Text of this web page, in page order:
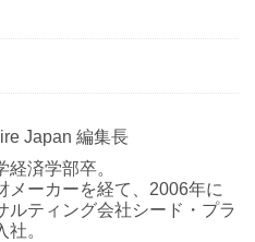
Japan 編集長
経済学部卒。
メーカーを経て、2006年に
ルティング会社シード・プラ
。